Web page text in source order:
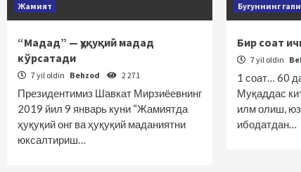
Жамият
“Мадад” — ҳуқуқий мадад
кўрсатади
7 yil oldin Behzod 2 271
Президентимиз Шавкат Мирзиёевнинг
2019 йил 9 январь куни “Жамиятда
ҳуқуқий онг ва ҳуқуқий маданиятни
юксалтириш…
Бугуннинг гапи
Бир соат
7 yil oldin
1 соат… 60
Муқаддас
илм олиш, юз
ибодатдан…